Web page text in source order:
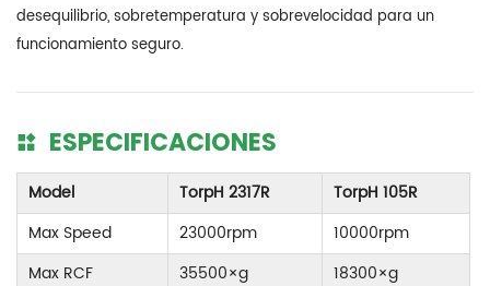
desequilibrio, sobretemperatura y sobrevelocidad para un
funcionamiento seguro.
ESPECIFICACIONES
Model TorpH 2317R
TorpH 105R
Max Speed
23000rpm
10000rpm
Max RCF
35500×g
18300×g